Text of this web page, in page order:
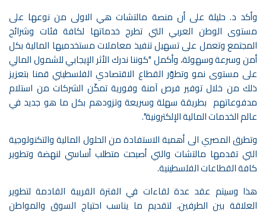
وأكد د. حليلة على أن منصة مالتشات هي الاولى من نوعها على
مستوى الوطن العربي التي تطرح خدماتها لكافة فئات وشرائح
المجتمع وتعمل على تسهيل تنفيذ معاملات مستخدميها المالية بكل
أمن وسرعة وسهولة، وأكمل "كوننا ندرك الأثر الإيجابي للشمول المالي
على مستوى نمو وتطوّر القطاع الاقتصادي الفلسطيني قمنا بتعزيز
ذلك من خلال توفير فرص آمنة وفورية تمكّن الشركات من استلام
مدفوعاتهم بطريقة سهلة وسريعة وتزودهم بكل ما هو جديد في
عالم الخدمات المالية الإلكترونية".
وتطرق المصري الى أهمية الاستفادة من الحلول المالية والتكنولوجية
التي تقدمها مالتشات والتي أصبحت متطلب أساسي لنهضة وتطوير
كافة القطاعات الفلسطينية.
هذا وسيتم عقد عدة لقاءات في الفترة القريبة القادمة لتطوير
العلاقة بين الطرفين، لتقديم ما يناسب احتياج السوق والمواطن